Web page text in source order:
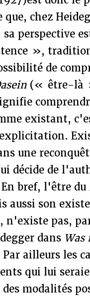
chez
perspective
»,
de
(« être-là
existant,
une
décide de
En bref, l'être du
aussi son
n'existe pas,
dans
ailleurs les
qui lui
modalités